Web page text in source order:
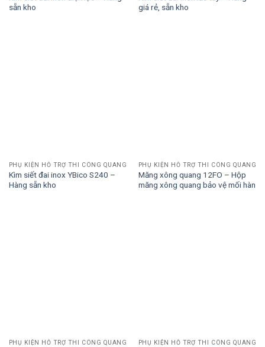
sẵn kho
giá rẻ, sẵn kho
PHỤ KIỆN HỖ TRỢ THI CÔNG QUANG
Kìm siết đai inox YBico S240 –
Hàng sẵn kho
PHỤ KIỆN HỖ TRỢ THI CÔNG QUANG
Măng xông quang 12FO – Hộp
măng xông quang bảo vệ mối hàn
PHỤ KIỆN HỖ TRỢ THI CÔNG QUANG PHỤ KIỆN HỖ TRỢ THI CÔNG QUANG